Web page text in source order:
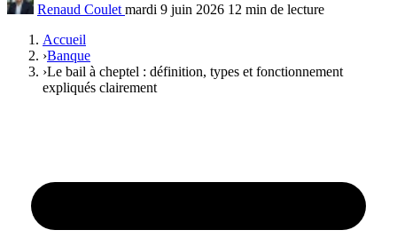
Renaud Coulet mardi 9 juin 2026 12 min de lecture
Accueil
›Banque
›Le bail à cheptel : définition, types et fonctionnement
expliqués clairement